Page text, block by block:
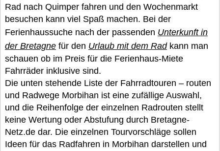
Rad nach Quimper fahren und den Wochenmarkt
besuchen kann viel Spaß machen. Bei der
Ferienhaussuche nach der passenden Unterkunft in
der Bretagne für den Urlaub mit dem Radkann man
schauen ob im Preis für die Ferienhaus-Miete
Fahrräder inklusive sind.
Die unten stehende Liste der Fahrradtouren – routen
und Radwege Morbihan ist eine zufällige Auswahl,
und die Reihenfolge der einzelnen Radrouten stellt
keine Wertung oder Abstufung durch Bretagne-
Netz.de dar. Die einzelnen Tourvorschläge sollen
Ideen für das Radfahren in Morbihan darstellen und